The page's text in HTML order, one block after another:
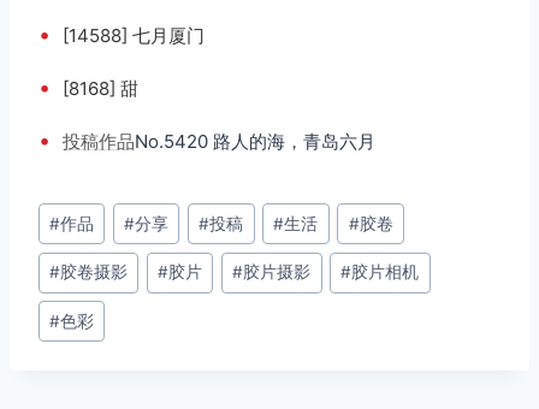
• [14588] 七月厦门
• [8168] 甜
• 投稿作品No.5420 路人的海，青岛六月
文
章
标
签：
#作品 #分享 #投稿 #生活 #胶卷
#胶卷摄影 #胶片 #胶片摄影 #胶片相机
#色彩